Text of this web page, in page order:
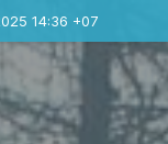
14:36 +07